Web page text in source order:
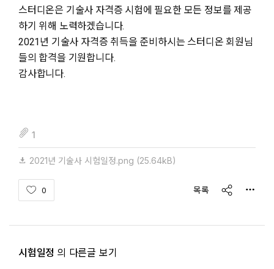
스터디온은 기술사 자격증 시험에 필요한 모든 정보를 제공
하기 위해 노력하겠습니다.
2021년 기술사 자격증 취득을 준비하시는 스터디온 회원님
들의 합격을 기원합니다.
감사합니다.
fileAttachedList
1
2021년 기술사 시험일정.png (25.64kB)
0 목록 share
시험일정 의 다른글 보기